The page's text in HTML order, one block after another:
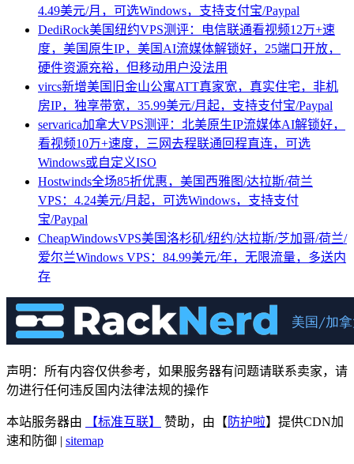
4.49美元/月，可选Windows，支持支付宝/Paypal
DediRock美国纽约VPS测评：电信联通看视频12万+速
度，美国原生IP，美国AI流媒体解锁好，25端口开放，
硬件资源充裕，但移动用户没法用
vircs新增美国旧金山公寓ATT真家宽，真实住宅，非机
房IP，独享带宽，35.99美元/月起，支持支付宝/Paypal
servarica加拿大VPS测评：北美原生IP流媒体AI解锁好，
看视频10万+速度，三网去程联通回程直连，可选
Windows或自定义ISO
Hostwinds全场85折优惠，美国西雅图/达拉斯/荷兰
VPS：4.24美元/月起，可选Windows，支持支付
宝/Paypal
CheapWindowsVPS美国洛杉矶/纽约/达拉斯/芝加哥/荷兰/
爱尔兰Windows VPS：84.99美元/年，无限流量，多送内
存
声明：所有内容仅供参考，如果服务器有问题请联系卖家，请
勿进行任何违反国内法律法规的操作
本站服务器由 【标准互联】 赞助，由【 防护啦】提供CDN加
速和防御 | sitemap